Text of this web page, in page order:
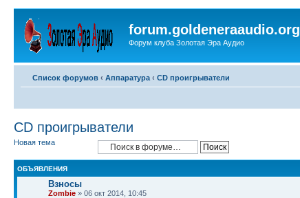
forum.goldeneraaudio.org
Форум клуба Золотая Эра Аудио
Список форумов ‹ Аппаратура ‹ CD проигрыватели
CD проигрыватели
Новая тема
ОБЪЯВЛЕНИЯ
Взносы
Zombie » 06 окт 2014, 10:45